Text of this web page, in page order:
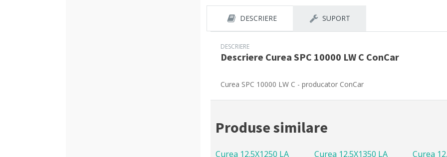
DESCRIERE SUPORT
DESCRIERE
Descriere Curea SPC 10000 LW C ConCar
Curea SPC 10000 LW C - producator ConCar
Produse similare
Curea 12.5X1250 LA Curea 12.5X1350 LA Curea